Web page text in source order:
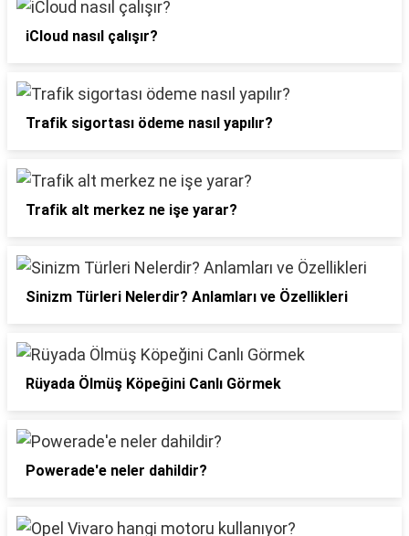
iCloud nasıl çalışır?
Trafik sigortası ödeme nasıl yapılır?
Trafik alt merkez ne işe yarar?
Sinizm Türleri Nelerdir? Anlamları ve Özellikleri
Rüyada Ölmüş Köpeğini Canlı Görmek
Powerade'e neler dahildir?